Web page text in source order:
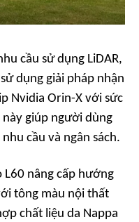
cầu sử dụng LiDAR,
dụng giải pháp nhận
Nvidia Orin-X với sức
giúp người dùng
cầu và ngân sách.
L60 nâng cấp hướng
tông màu nội thất
chất liệu da Nappa